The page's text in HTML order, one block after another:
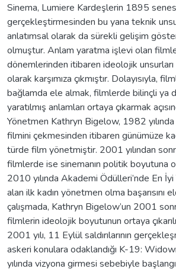
Sinema, Lumiere Kardeşlerin 1895
gerçekleştirmesinden bu yana teknik
anlatımsal olarak da sürekli gelişim
olmuştur. Anlam yaratma işlevi olan
dönemlerinden itibaren ideolojik unsurları
olarak karşımıza çıkmıştır. Dolayısıyla,
bağlamda ele almak, filmlerde bilinçli ya
yaratılmış anlamları ortaya çıkarmak
Yönetmen Kathryn Bigelow, 1982
filmini çekmesinden itibaren günümüze
türde film yönetmiştir. 2001 yılından
filmlerde ise sinemanın politik boyutuna
2010 yılında Akademi Ödülleri’nde En
alan ilk kadın yönetmen olma başarısını
çalışmada, Kathryn Bigelow’un 2001
filmlerin ideolojik boyutunun ortaya
2001 yılı, 11 Eylül saldırılarının
askeri konulara odaklandığı K-19:
yılında vizyona girmesi sebebiyle